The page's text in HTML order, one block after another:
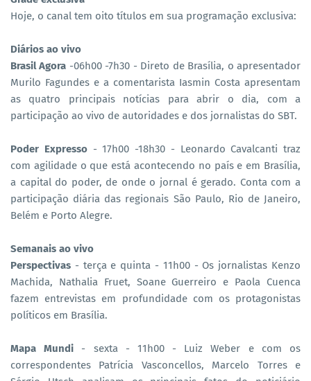
Hoje, o canal tem oito títulos em sua programação exclusiva:
Diários ao vivo
Brasil Agora -06h00 -7h30 - Direto de Brasília, o apresentador
Murilo Fagundes e a comentarista Iasmin Costa apresentam
as quatro principais notícias para abrir o dia, com a
participação ao vivo de autoridades e dos jornalistas do SBT.
Poder Expresso- 17h00 -18h30 - Leonardo Cavalcanti traz
com agilidade o que está acontecendo no país e em Brasília,
a capital do poder, de onde o jornal é gerado. Conta com a
participação diária das regionais São Paulo, Rio de Janeiro,
Belém e Porto Alegre.
Semanais ao vivo
Perspectivas - terça e quinta - 11h00 - Os jornalistas Kenzo
Machida, Nathalia Fruet, Soane Guerreiro e Paola Cuenca
fazem entrevistas em profundidade com os protagonistas
políticos em Brasília.
Mapa Mundi - sexta - 11h00 - Luiz Weber e com os
correspondentes Patrícia Vasconcellos, Marcelo Torres e